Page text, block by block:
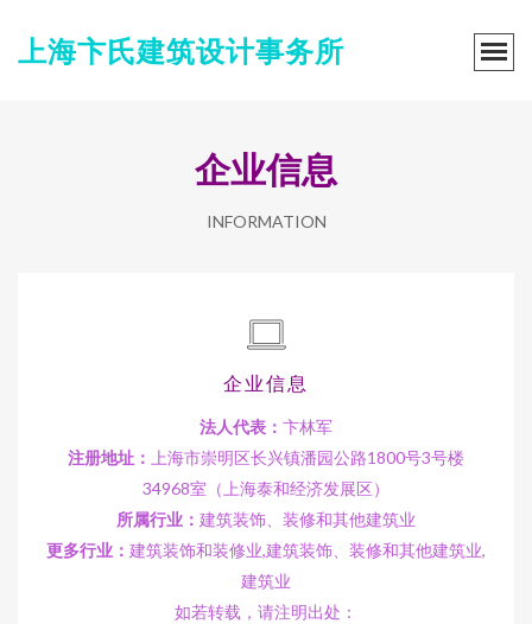
上海卞氏建筑设计事务所
企业信息
INFORMATION
企业信息
法人代表： 卞林军
注册地址：
上海市崇明区长兴镇潘园公路1800号3号楼
34968室（上海泰和经济发展区）
所属行业： 建筑装饰、装修和其他建筑业
更多行业： 建筑装饰和装修业,建筑装饰、装修和其他建筑业,
建筑业
如若转载，请注明出处：